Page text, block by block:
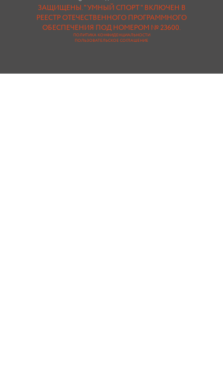
ЗАЩИЩЕНЫ."УМНЫЙ СПОРТ " ВКЛЮЧЕН В
РЕЕСТР ОТЕЧЕСТВЕННОГО ПРОГРАММНОГО
ОБЕСПЕЧЕНИЯ ПОД НОМЕРОМ № 23600.
ПОЛИТИКА КОНФИДЕНЦИАЛЬНОСТИ
ПОЛЬЗОВАТЕЛЬСКОЕ СОГЛАШЕНИЕ